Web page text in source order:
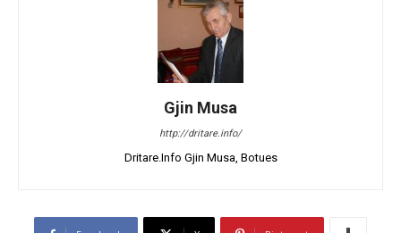
Gjin Musa
http://dritare.info/
Dritare.Info Gjin Musa, Botues